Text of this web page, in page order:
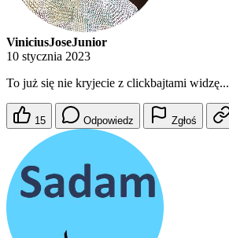
ViniciusJoseJunior
10 stycznia 2023
To już się nie kryjecie z clickbajtami widzę...
15 Odpowiedz Zgłoś